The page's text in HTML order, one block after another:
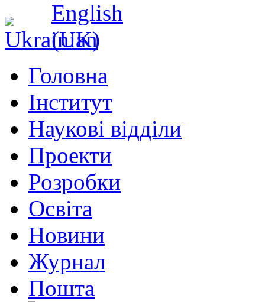
Головна
Інститут
Наукові відділи
Проекти
Розробки
Освіта
Новини
Журнал
Пошта